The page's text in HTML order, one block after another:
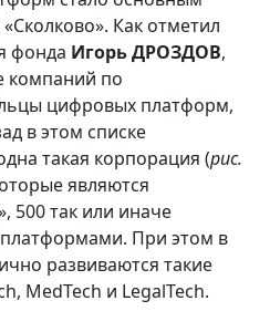
Как отметил
фонда Игорь ДРОЗДОВ,
компаний по
цифровых платформ,
в этом списке
такая корпорация (рис.
являются
500 так или иначе
При этом в
развиваются такие
MedTech и LegalTech.